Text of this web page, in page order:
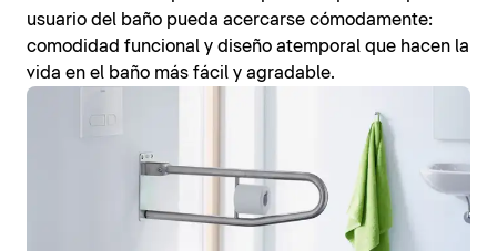
usuario del baño pueda acercarse cómodamente:
comodidad funcional y diseño atemporal que hacen la
vida en el baño más fácil y agradable.